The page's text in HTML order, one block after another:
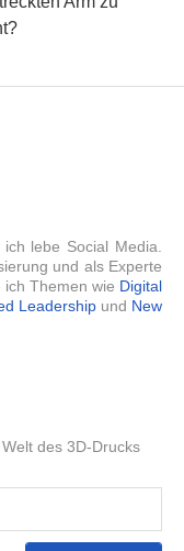
lebe Social Media.
und als Experte
Themen wie Digital
Leadership und New
des 3D-Drucks